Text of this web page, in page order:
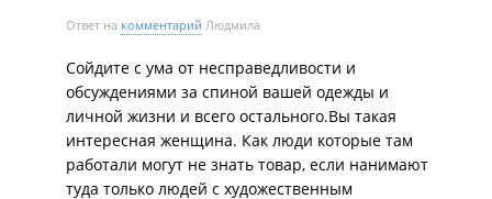
Ответ на комментарий Людмила
Сойдите с ума от несправедливости и
обсуждениями за спиной вашей одежды и
личной жизни и всего остального.Вы такая
интересная женщина. Как люди которые там
работали могут не знать товар, если нанимают
туда только людей с художественным